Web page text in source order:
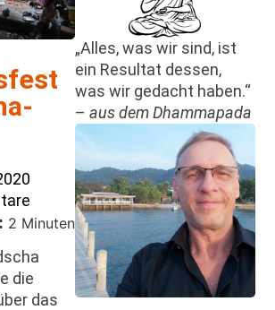
2 Minuten
die
das
„Alles, was wir sind, ist
ein Resultat dessen,
was wir gedacht haben.“
– aus dem Dhammapada